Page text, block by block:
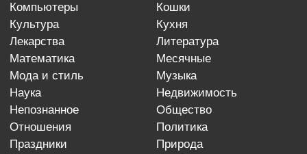
компьютеры
кошки
культура
кухня
лекарства
литература
математика
месячные
мода и стиль
музыка
наука
недвижимость
непознанное
общество
отношения
политика
праздники
природа